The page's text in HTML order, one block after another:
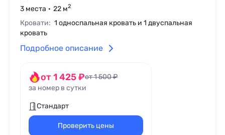
3 места 22 м2
Кровати: 1 односпальная кровать и 1 двуспальная
кровать
Подробное описание
от 1 425 ₽от 1 500 ₽
за номер в сутки
Стандарт
Проверить цены